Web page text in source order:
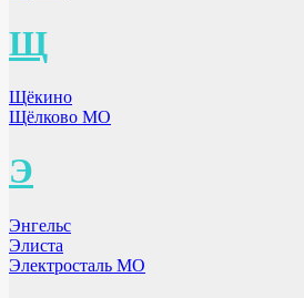
Щ
Щёкино
Щёлково МО
Э
Энгельс
Элиста
Электросталь МО